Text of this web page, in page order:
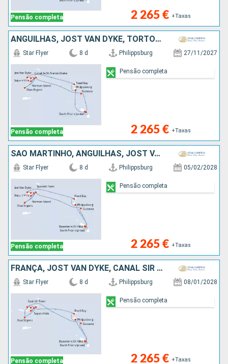
Pensão completa 2 265 € +Taxas
ANGUILHAS, JOST VAN DYKE, TORTOLA, NORMAN ISLAND, CANAL SIR FRANCIS DRAKE, ANTÍGUA E BARBUDA, VIRGIN GORDA, FRANÇA, SÃO MARTINHO
Pensão completa
Star Flyer 8 d Philippsburg 27/11/2027
2 265 € +Taxas
Pensão completa
SÃO MARTINHO, ANGUILHAS, JOST VAN DYKE, TORTOLA, NORMAN ISLAND, CANAL SIR FRANCIS DRAKE, ANTÍGUA E BARBUDA, VIRGIN GORDA, FRANÇA
Pensão completa
Star Flyer 8 d Philippsburg 05/02/2028
2 265 € +Taxas
Pensão completa
FRANÇA, JOST VAN DYKE, CANAL SIR FRANCIS DRAKE, ANGUILHAS, NORMAN ISLAND, TORTOLA, SÃO CRISTÓVÃO E NEVES, VIRGIN GORDA, SÃO MARTINHO, ANTÍGUA E BARBUDA
Pensão completa
Star Flyer 8 d Philippsburg 08/01/2028
2 265 € +Taxas
Pensão completa